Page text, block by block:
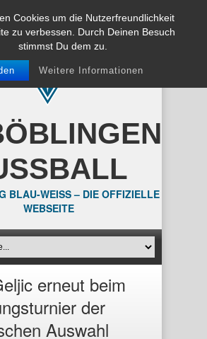
Cookies um die Nutzerfreundlichkeit
zu verbessen. Durch Deinen Besuch
stimmst Du dem zu.
Weitere Informationen
BLAU-WEISS – DIE OFFIZIELLE
WEBSEITE
erneut beim
der
Auswahl